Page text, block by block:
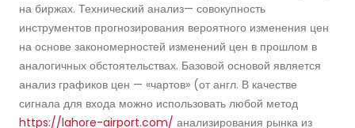
на биржах. Технический анализ— совокупность
инструментов прогнозирования вероятного изменения цен
на основе закономерностей изменений цен в прошлом в
аналогичных обстоятельствах. Базовой основой является
анализ графиков цен — «чартов» (от англ. В качестве
сигнала для входа можно использовать любой метод
https://lahore-airport.com/ анализирования рынка из